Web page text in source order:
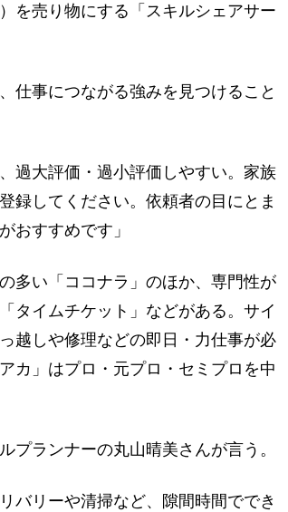
を売り物にする「スキルシェアサー
仕事につながる強みを見つけること
過大評価・過小評価しやすい。家族
録してください。依頼者の目にとま
おすすめです」
多い「ココナラ」のほか、専門性が
タイムチケット」などがある。サイ
越しや修理などの即日・力仕事が必
カ」はプロ・元プロ・セミプロを中
ランナーの丸山晴美さんが言う。
バリーや清掃など、隙間時間ででき